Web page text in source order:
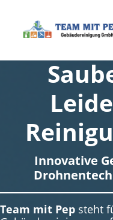
Innovative
Team mit Pep steht